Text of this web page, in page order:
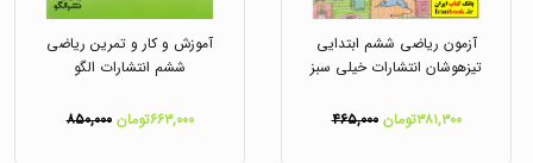
آزمون ریاضی ششم ابتدایی
تیزهوشان انتشارات خیلی سبز
۳۸۱,۳۰۰تومان ۴۶۵,۰۰۰
آموزش و کار و تمرین ریاضی
ششم انتشارات الگو
۶۶۳,۰۰۰تومان ۸۵۰,۰۰۰